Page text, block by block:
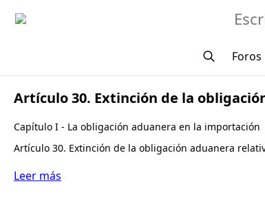
Search
for:
Foros
Artículo 30. Extinción de la
Capítulo I - La obligación aduanera en la importación
Artículo 30. Extinción de la obligación aduanera
Leer más